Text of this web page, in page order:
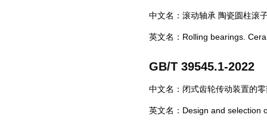
中文名：滚动轴承 陶瓷圆柱滚
英文名：Rolling bearings.
GB/T 39545.1-2022
中文名：闭式齿轮传动装置的
英文名：Design and selection